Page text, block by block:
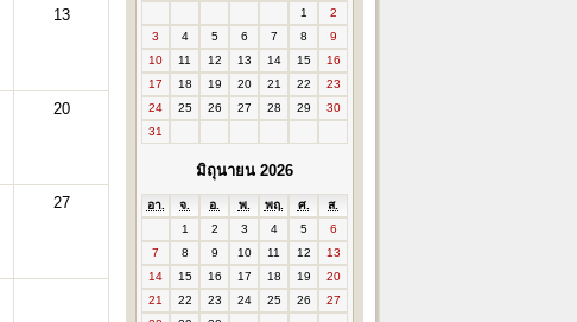
13
20
27
1
2
3
4 5 6 7 8
9
10
11 12 13 14 15
16
17
18 19 20 21 22
23
24
25 26 27 28 29
30
31
มิถุนายน 2026
อา. จ. อ. พ. พฤ. ศ.
ส.
1
2 3 4 5
6
7
8 9 10 11 12
13
14
15 16 17 18 19
20
21
22 23 24 25 26
27